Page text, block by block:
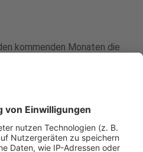
kommenden Monaten die
prüfen und setzt dabei auf
Bürger. Diese Initiative
am Montag (30.09.)
Kinos am Samstag
30 bis 40 Elsdorfer
Zustand des Kinos zu